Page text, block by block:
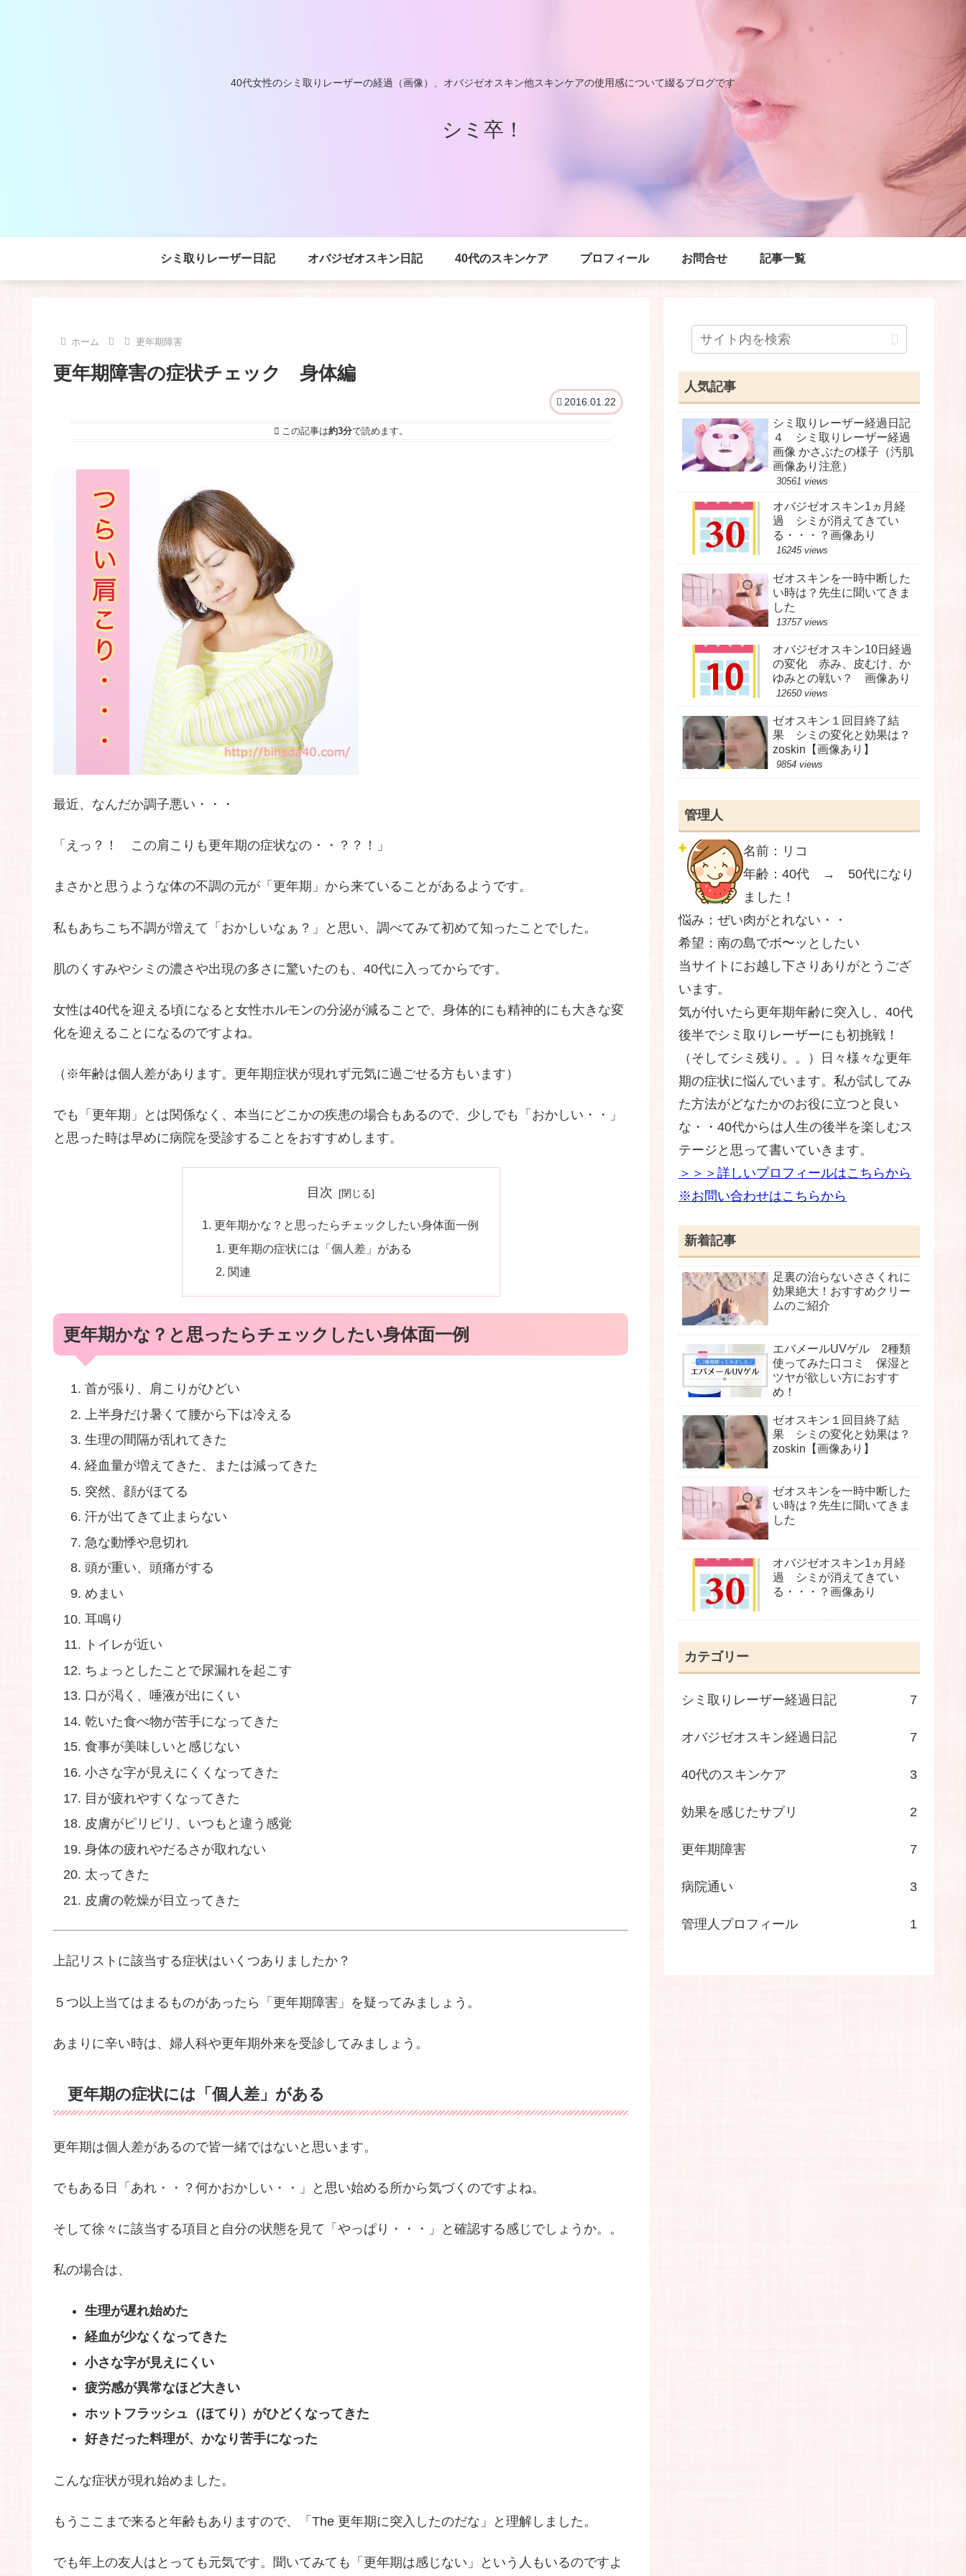
40代女性のシミ取りレーザーの経過（画像）、オバジゼオスキン他スキンケアの使用感について綴るブログです
シミ卒！
シミ取りレーザー日記 オバジゼオスキン日記 40代のスキンケア プロフィール お問合せ 記事一覧
ホーム 更年期障害
更年期障害の症状チェック 身体編
2016.01.22
この記事は約3分で読めます。
最近、なんだか調子悪い・・・
「えっ？！ この肩こりも更年期の症状なの・・？？！」
まさかと思うような体の不調の元が「更年期」から来ていることがあるようです。
私もあちこち不調が増えて「おかしいなぁ？」と思い、調べてみて初めて知ったことでした。
肌のくすみやシミの濃さや出現の多さに驚いたのも、40代に入ってからです。
女性は40代を迎える頃になると女性ホルモンの分泌が減ることで、身体的にも精神的にも大きな変
化を迎えることになるのですよね。
（※年齢は個人差があります。更年期症状が現れず元気に過ごせる方もいます）
でも「更年期」とは関係なく、本当にどこかの疾患の場合もあるので、少しでも「おかしい・・」
と思った時は早めに病院を受診することをおすすめします。
目次
更年期かな？と思ったらチェックしたい身体面一例
更年期の症状には「個人差」がある
関連
更年期かな？と思ったらチェックしたい身体面一例
首が張り、肩こりがひどい
上半身だけ暑くて腰から下は冷える
生理の間隔が乱れてきた
経血量が増えてきた、または減ってきた
突然、顔がほてる
汗が出てきて止まらない
急な動悸や息切れ
頭が重い、頭痛がする
めまい
耳鳴り
トイレが近い
ちょっとしたことで尿漏れを起こす
口が渇く、唾液が出にくい
乾いた食べ物が苦手になってきた
食事が美味しいと感じない
小さな字が見えにくくなってきた
目が疲れやすくなってきた
皮膚がピリピリ、いつもと違う感覚
身体の疲れやだるさが取れない
太ってきた
皮膚の乾燥が目立ってきた
上記リストに該当する症状はいくつありましたか？
５つ以上当てはまるものがあったら「更年期障害」を疑ってみましょう。
あまりに辛い時は、婦人科や更年期外来を受診してみましょう。
更年期の症状には「個人差」がある
更年期は個人差があるので皆一緒ではないと思います。
でもある日「あれ・・？何かおかしい・・」と思い始める所から気づくのですよね。
そして徐々に該当する項目と自分の状態を見て「やっぱり・・・」と確認する感じでしょうか。。
私の場合は、
生理が遅れ始めた
経血が少なくなってきた
小さな字が見えにくい
疲労感が異常なほど大きい
ホットフラッシュ（ほてり）がひどくなってきた
好きだった料理が、かなり苦手になった
こんな症状が現れ始めました。
もうここまで来ると年齢もありますので、「The 更年期に突入したのだな」と理解しました。
でも年上の友人はとっても元気です。聞いてみても「更年期は感じない」という人もいるのですよ
人気記事
シミ取りレーザー経過日記
４ シミ取りレーザー経過
画像 かさぶたの様子（汚肌
画像あり注意）
30561 views
オバジゼオスキン1ヵ月経
過 シミが消えてきてい
る・・・？画像あり
16245 views
ゼオスキンを一時中断した
い時は？先生に聞いてきま
した
13757 views
オバジゼオスキン10日経過
の変化 赤み、皮むけ、か
ゆみとの戦い？ 画像あり
12650 views
ゼオスキン１回目終了結
果 シミの変化と効果は？
zoskin【画像あり】
9854 views
管理人
名前：リコ
年齢：40代 → 50代になり
ました！
悩み：ぜい肉がとれない・・
希望：南の島でボ〜ッとしたい
当サイトにお越し下さりありがとうござ
います。
気が付いたら更年期年齢に突入し、40代
後半でシミ取りレーザーにも初挑戦！
（そしてシミ残り。。）日々様々な更年
期の症状に悩んでいます。私が試してみ
た方法がどなたかのお役に立つと良い
な・・40代からは人生の後半を楽しむス
テージと思って書いていきます。
＞＞＞詳しいプロフィールはこちらから
※お問い合わせはこちらから
新着記事
足裏の治らないささくれに
効果絶大！おすすめクリー
ムのご紹介
エバメールUVゲル 2種類
使ってみた口コミ 保湿と
ツヤが欲しい方におすす
め！
ゼオスキン１回目終了結
果 シミの変化と効果は？
zoskin【画像あり】
ゼオスキンを一時中断した
い時は？先生に聞いてきま
した
オバジゼオスキン1ヵ月経
過 シミが消えてきてい
る・・・？画像あり
カテゴリー
シミ取りレーザー経過日記 7
オバジゼオスキン経過日記 7
40代のスキンケア 3
効果を感じたサプリ 2
更年期障害 7
病院通い 3
管理人プロフィール 1